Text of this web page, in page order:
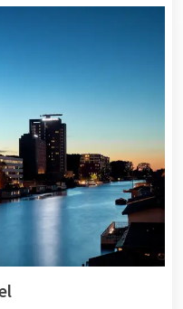
internationaux
café et thé.
et les allergies
afin que le
adaptées.
varier selon l'hôtel Van
brunch, déjeuner ou